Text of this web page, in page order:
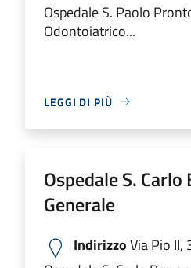
Ospedale S. Paolo
Odontoiatrico...
LEGGI DI PIÙ
Ospedale S.
Generale
IndirizzoVia Pio II,